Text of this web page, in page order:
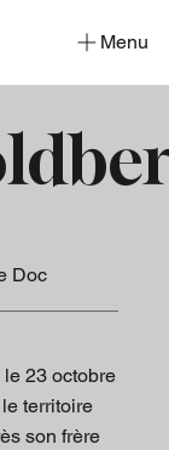
Menu
Doc
le 23 octobre
territoire
son frère